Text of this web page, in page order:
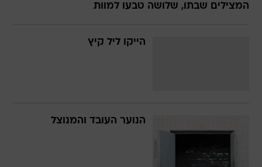
המצילים שבתו, שלושה טבעו למוות
הייקו ליל קיץ
הנוער העובד והמנוצל